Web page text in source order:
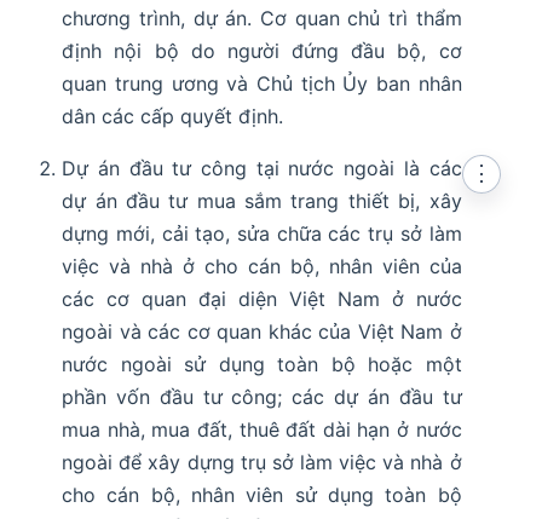
chương trình, dự án. Cơ quan chủ trì thẩm
định nội bộ do người đứng đầu bộ, cơ
quan trung ương và Chủ tịch Ủy ban nhân
dân các cấp quyết định.
Dự án đầu tư công tại nước ngoài là các
dự án đầu tư mua sắm trang thiết bị, xây
dựng mới, cải tạo, sửa chữa các trụ sở làm
việc và nhà ở cho cán bộ, nhân viên của
các cơ quan đại diện Việt Nam ở nước
ngoài và các cơ quan khác của Việt Nam ở
nước ngoài sử dụng toàn bộ hoặc một
phần vốn đầu tư công; các dự án đầu tư
mua nhà, mua đất, thuê đất dài hạn ở nước
ngoài để xây dựng trụ sở làm việc và nhà ở
cho cán bộ, nhân viên sử dụng toàn bộ
⋮